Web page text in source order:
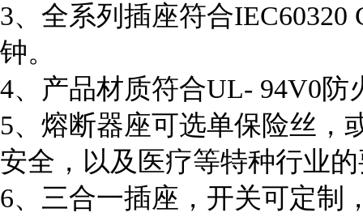
3、全系列插座符合
钟。
4、产品材质符合UL- 94V0防
5、熔断器座可选单保险丝，
安全，以及医疗等特种行业
6、三合一插座，开关可定制